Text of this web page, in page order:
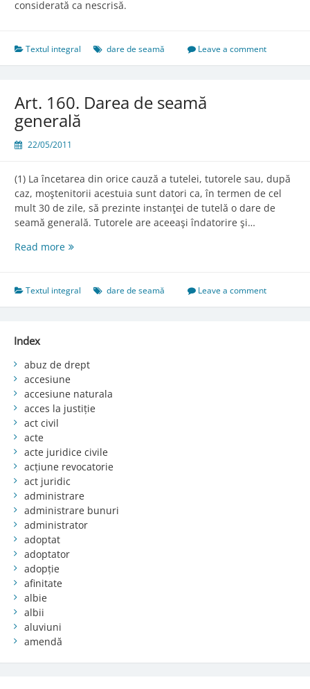
considerată ca nescrisă.
Textul integral dare de seamă Leave a comment
Art. 160. Darea de seamă
generală
22/05/2011
(1) La încetarea din orice cauză a tutelei, tutorele sau, după
caz, moştenitorii acestuia sunt datori ca, în termen de cel
mult 30 de zile, să prezinte instanţei de tutelă o dare de
seamă generală. Tutorele are aceeaşi îndatorire şi…
Read moreArt.
de
seamă
Textul integral dare de seamă Leave a comment
Index
abuz de drept
accesiune
accesiune naturala
acces la justiție
act civil
acte
acte juridice civile
acțiune revocatorie
act juridic
administrare
administrare bunuri
administrator
adoptat
adoptator
adopție
afinitate
albie
albii
aluviuni
amendă